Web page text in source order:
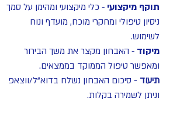
תוקף מיקצועי - כלי מיקצועי ומהימן על סמך
ניסיון טיפולי ומחקרי מוכח, מועדף ונוח
לשימוש.
מיקוד - האבחון מקצר את משך הבירור
ומאפשר טיפול הממוקד בממצאים.
תיעוד - סיכום האבחון נשלח בדוא"ל/ווצאפ
וניתן לשמירה בקלות.